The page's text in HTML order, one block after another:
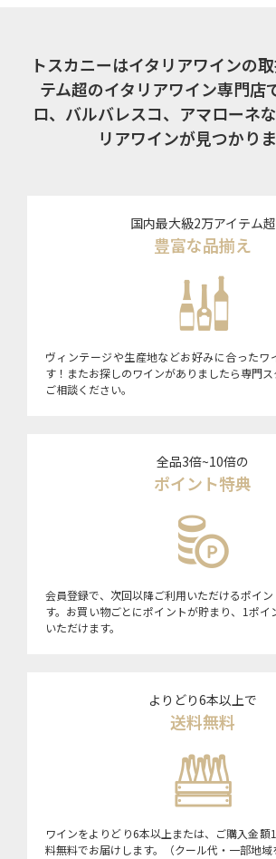
トスカニーはイタリアワインの
テム超のイタリアワイン専門店
ロ、バルバレスコ、アマローネ
リアワインが見つかりま
国内最大級2万アイテム超
豊富な品揃え
ヴィンテージや生産地などお好みに合ったワ
す！またお探しのワインがありましたら専門
ご相談ください。
全品3倍~10倍の
ポイント特典
会員登録で、次回以降ご利用いただけるポイ
す。お買い物ごとにポイントが貯まり、1ポイ
いただけます。
よりどり6本以上で
送料無料
ワインをよりどり6本以上または、ご購入金
料無料でお届けします。（クール代・一部地域